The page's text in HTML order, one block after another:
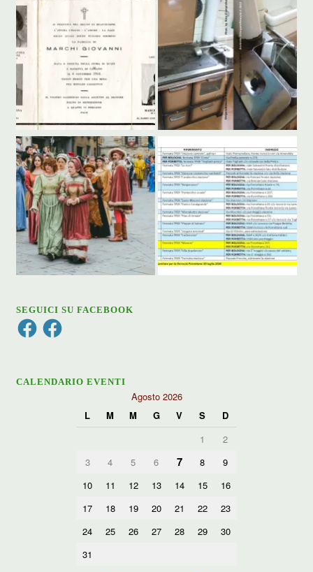
SEGUICI SU FACEBOOK
FacebookFacebook
CALENDARIO EVENTI
Agosto 2026
L
M M G V S
D
1
2
3
4 5 6 7 8
9
10
11 12 13 14 15
16
17
18 19 20 21 22
23
24
25 26 27 28 29
30
31